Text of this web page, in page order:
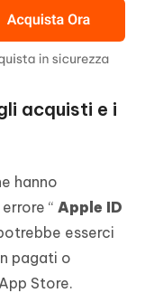
acquisti e i
hanno
“ Apple ID
esserci
pagati o
Store.